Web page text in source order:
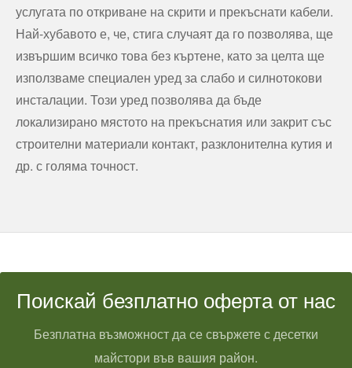
услугата по откриване на скрити и прекъснати кабели.
Най-хубавото е, че, стига случаят да го позволява, ще
извършим всичко това без къртене, като за целта ще
използваме специален уред за слабо и силнотокови
инсталации. Този уред позволява да бъде
локализирано мястото на прекъснатия или закрит със
строителни материали контакт, разклонителна кутия и
др. с голяма точност.
Поискай безплатно оферта от нас
Безплатна възможност да се свържете с десетки
майстори във вашия район.